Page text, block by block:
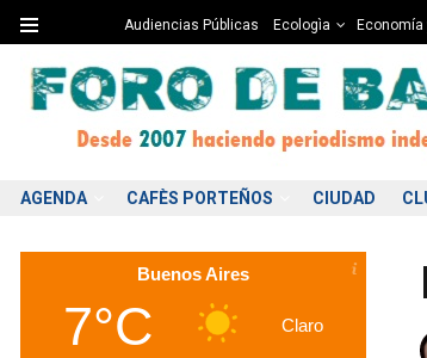
Audiencias Públicas Ecologìa Economía
AGENDA CAFÈS PORTEÑOS CIUDAD
Buenos Aires
7°C Claro